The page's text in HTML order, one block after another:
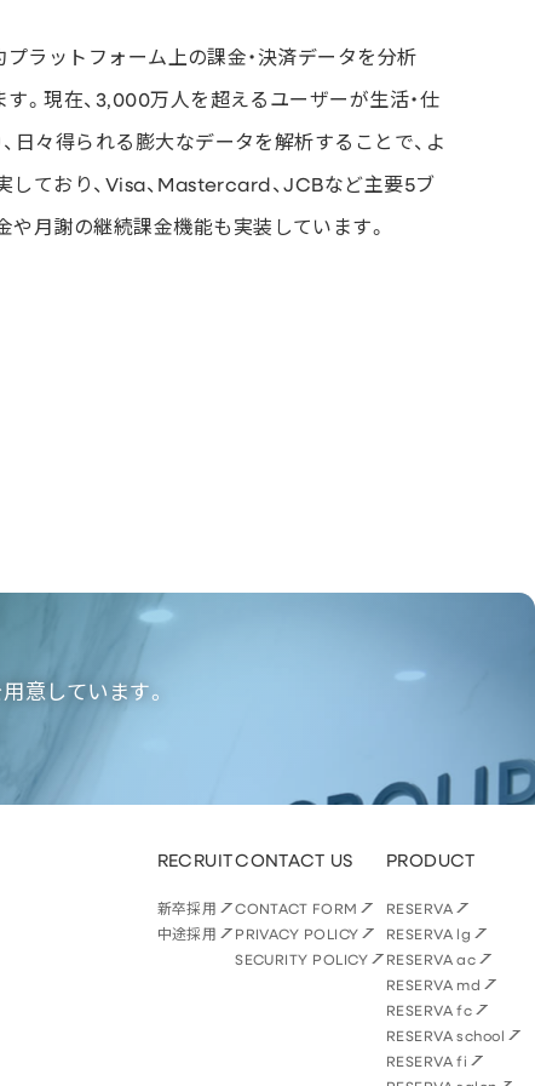
ラットフォーム上の課金・決済データを分析
。現在、3,000万人を超えるユーザーが生活・仕
日々得られる膨大なデータを解析することで、よ
しており、Visa、Mastercard、JCBなど主要5ブ
月謝の継続課金機能も実装しています。
意しています。
RECRUIT
新卒採用
中途採用
CONTACT US
CONTACT FORM
PRIVACY POLICY
SECURITY POLICY
PRODUCT
RESERVA
RESERVA lg
RESERVA ac
RESERVA md
RESERVA fc
RESERVA school
RESERVA fi